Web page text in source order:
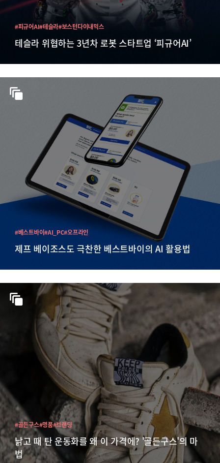
테슬라 위협하는 3년차 로봇 스타트업 ‘피규어AI’
#피규어AI#테슬라#보스턴다이내믹스
제프 베이조스도 극찬한 베스트바이의 AI 활용법
#베스트바이#AI_PC#오프라인
낡고 때 탄 운동화를 왜 이 가격에? '골든구스'의 마
법
#골든구스#명품#브랜딩